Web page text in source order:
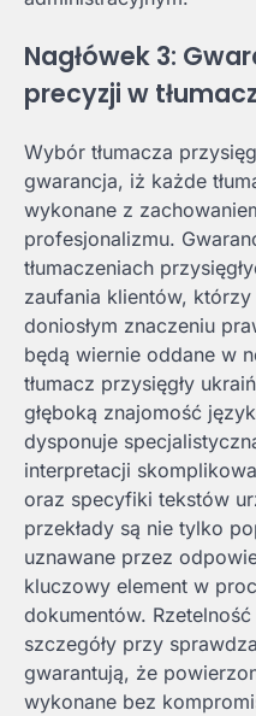
Nagłówek 3:
precyzji w
Wybór tłumacza
gwarancja, iż każde
wykonane z
profesjonalizmu.
tłumaczeniach
zaufania klientów,
doniosłym znaczeniu
będą wiernie oddane w
tłumacz przysięgły
głęboką znajomość
dysponuje
interpretacji
oraz specyfiki tekstów
przekłady są nie tylko
uznawane przez
kluczowy element w
dokumentów. Rzetelność
szczegóły przy
gwarantują, że
wykonane bez